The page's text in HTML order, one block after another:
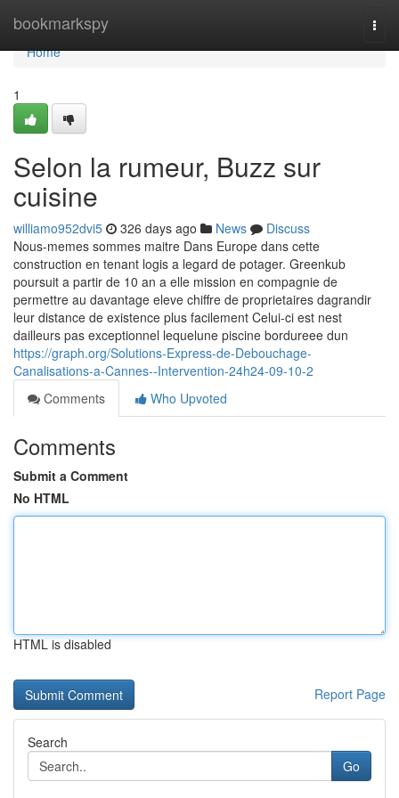
bookmarkspy
Home
Home
1
Selon la rumeur, Buzz sur
cuisine
williamo952dvi5 326 days ago News
Discuss
Nous-memes sommes maitre Dans Europe dans cette
construction en tenant logis a legard de potager. Greenkub
poursuit a partir de 10 an a elle mission en compagnie de
permettre au davantage eleve chiffre de proprietaires dagrandir
leur distance de existence plus facilement Celui-ci est nest
dailleurs pas exceptionnel lequelune piscine bordureee dun
https://graph.org/Solutions-Express-de-Debouchage-
Canalisations-a-Cannes--Intervention-24h24-09-10-2
Comments
Who Upvoted
Comments
Submit a Comment
No HTML
HTML is disabled
Report Page
Search
Go